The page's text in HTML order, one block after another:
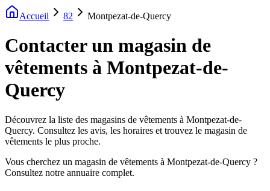
Accueil 82 Montpezat-de-Quercy
Contacter un magasin de
vêtements à Montpezat-de-
Quercy
Découvrez la liste des magasins de vêtements à Montpezat-de-
Quercy. Consultez les avis, les horaires et trouvez le magasin de
vêtements le plus proche.
Vous cherchez un magasin de vêtements à Montpezat-de-Quercy ?
Consultez notre annuaire complet.